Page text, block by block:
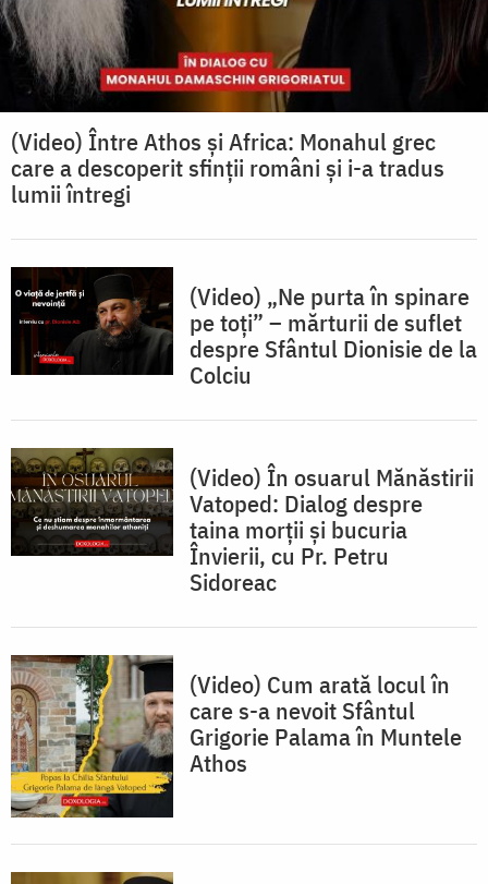
(Video) Între Athos și Africa: Monahul grec
care a descoperit sfinții români și i-a tradus
lumii întregi
(Video) „Ne purta în spinare
pe toți” – mărturii de suflet
despre Sfântul Dionisie de la
Colciu
(Video) În osuarul Mănăstirii
Vatoped: Dialog despre
taina morții și bucuria
Învierii, cu Pr. Petru
Sidoreac
(Video) Cum arată locul în
care s-a nevoit Sfântul
Grigorie Palama în Muntele
Athos